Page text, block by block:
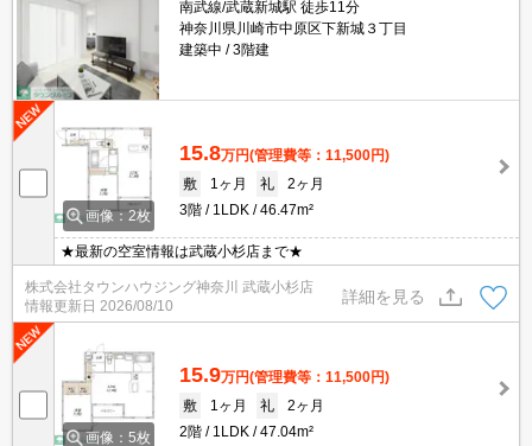
南武線/武蔵新城駅 徒歩11分
神奈川県川崎市中原区下新城３丁目
建築中
3階建
画像：2枚
15.8万円(管理費等：11,500円)
敷
1ヶ月 礼
2ヶ月
3階
1LDK 46.47m²
★最新の空室情報は武蔵小杉店まで★
株式会社タウンハウジング神奈川 武蔵小杉店
情報更新日 2026/08/10
詳細を見る
画像：5枚
15.9万円(管理費等：11,500円)
敷
1ヶ月 礼
2ヶ月
2階
1LDK 47.04m²